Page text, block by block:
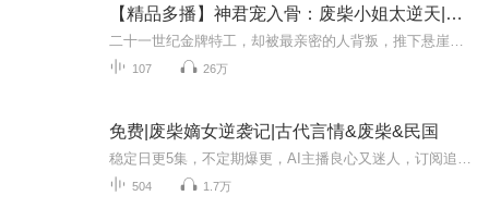
【精品多播】神君宠入骨：废柴小姐太逆天|废柴逆袭
107 26万
免费|废柴嫡女逆袭记|古代言情&废柴&民国
504 1.7万